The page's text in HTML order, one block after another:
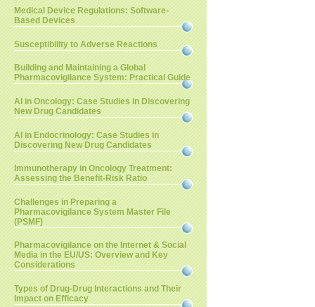
Medical Device Regulations: Software-
Based Devices
Susceptibility to Adverse Reactions
Building and Maintaining a Global
Pharmacovigilance System: Practical Guide
AI in Oncology: Case Studies in Discovering
New Drug Candidates
AI in Endocrinology: Case Studies in
Discovering New Drug Candidates
Immunotherapy in Oncology Treatment:
Assessing the Benefit-Risk Ratio
Challenges in Preparing a
Pharmacovigilance System Master File
(PSMF)
Pharmacovigilance on the Internet & Social
Media in the EU/US: Overview and Key
Considerations
Types of Drug-Drug Interactions and Their
Impact on Efficacy